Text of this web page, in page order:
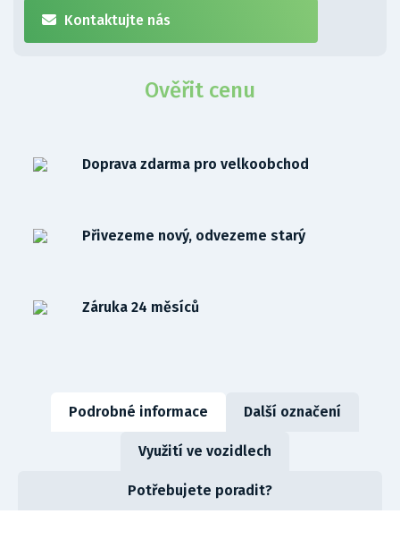
Kontaktujte nás
Ověřit cenu
Doprava zdarma pro velkoobchod
Přivezeme nový, odvezeme starý
Záruka 24 měsíců
Podrobné informace Další označení
Využití ve vozidlech
Potřebujete poradit?